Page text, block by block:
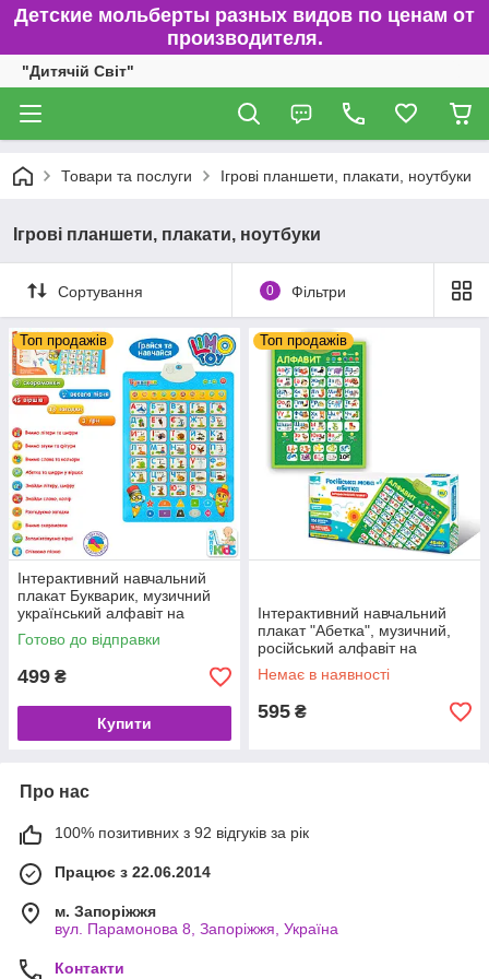
Детские мольберты разных видов по ценам от
производителя.
"Дитячій Світ"
Товари та послуги Ігрові планшети, плакати, ноутбуки
Ігрові планшети, плакати, ноутбуки
Сортування 0 Фільтри
Топ продажів
Інтерактивний навчальний
плакат Букварик, музичний
український алфавіт на
батарейках, 7031UA.
Готово до відправки
499 ₴
Купити
Топ продажів
Інтерактивний навчальний
плакат "Абетка", музичний,
російський алфавіт на
батарейках.
Немає в наявності
595 ₴
Про нас
100% позитивних з 92 відгуків за рік
Працює з 22.06.2014
м. Запоріжжя
вул. Парамонова 8, Запоріжжя, Україна
Контакти